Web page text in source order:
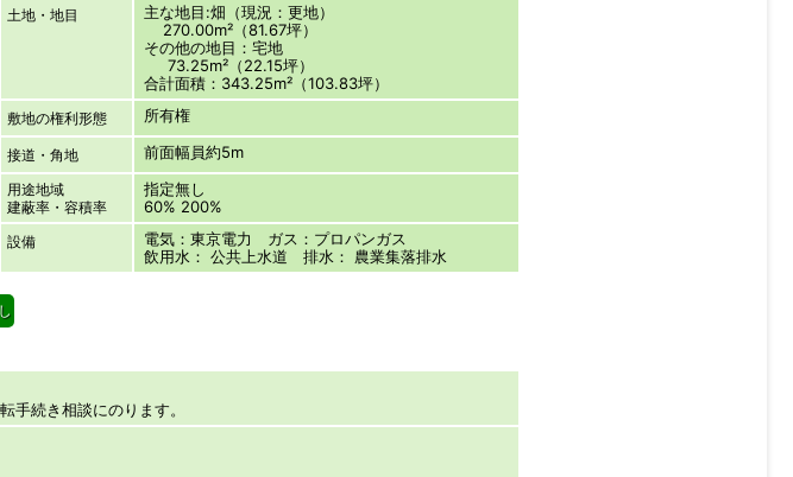
土地・地目
主な地目:畑（現況：更地）
270.00m²（81.67坪）
その他の地目：宅地
73.25m²（22.15坪）
合計面積：343.25m²（103.83坪）
敷地の権利形態 所有権
接道・角地 前面幅員約5m
用途地域
建蔽率・容積率
指定無し
60% 200%
設備
電気：東京電力 ガス：プロパンガス
飲用水： 公共上水道 排水： 農業集落排水
手続き相談にのります。